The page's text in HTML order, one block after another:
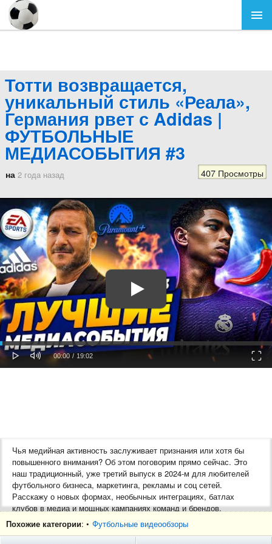
Тотти возвращается,
уникальный стиль «Реала»,
Германия рвет с Adidas |
ФУТБОЛЬНЫЕ
МЕДИАСОБЫТИЯ #3
на 2 года назад 407 Просмотры
Play Mute
Current
00:00 / Duration
19:02
Чья медийная активность заслуживает признания или хотя бы
повышенного внимания? Об этом поговорим прямо сейчас. Это
наш традиционный, уже третий выпуск в 2024-м для любителей
футбольного бизнеса, маркетинга, рекламы и соц сетей.
Расскажу о новых формах, необычных интеграциях, батлах
клубов в медиа и мощных кампаниях команд и брендов.
Спортивный маркетолог: https://t.me/celebasport
Похожие категории: • Футбольные видеообзоры